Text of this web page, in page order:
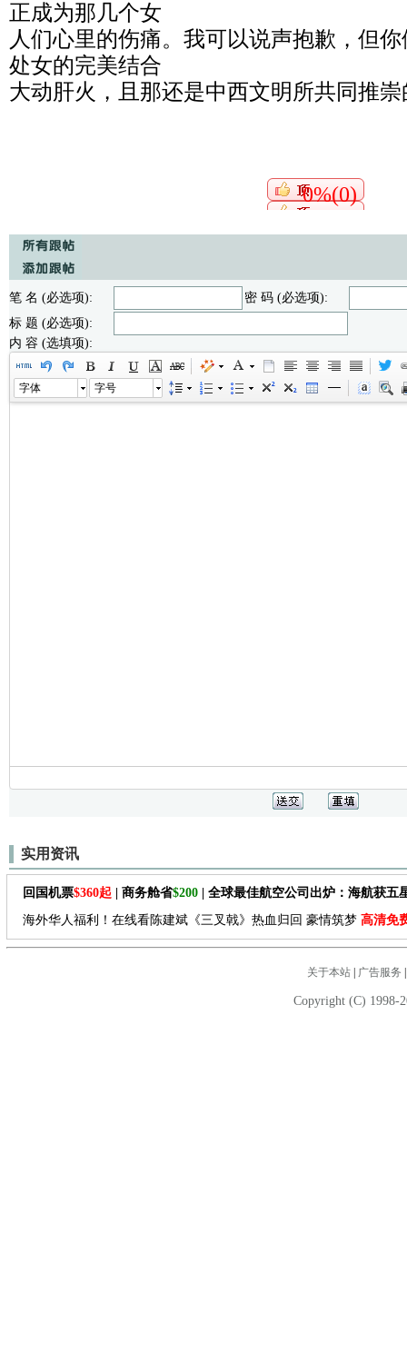
正成为那几个女
人们心里的伤痛。我可以说声抱歉，但
处女的完美结合
大动肝火，且那还是中西文明所共同推崇
0%(0)
笔 名 (必选项):
密 码 (必选项):
标 题 (必选项):
内 容 (选填项):
字体 字号
实用资讯
回国机票$360起 | 商务舱省$200 | 全球最佳航空公司出炉：海航获五
海外华人福利！在线看陈建斌《三叉戟》热血归回 豪情筑梦 高清免
关于本站| 广告服务
Copyright (C) 1998-